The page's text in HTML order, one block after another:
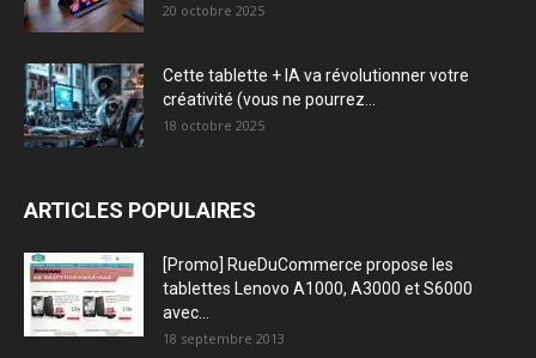
20 octobre 2025
Cette tablette + IA va révolutionner votre
créativité (vous ne pourrez...
18 octobre 2025
ARTICLES POPULAIRES
[Promo] RueDuCommerce propose les
tablettes Lenovo A1000, A3000 et S6000
avec...
18 septembre 2013